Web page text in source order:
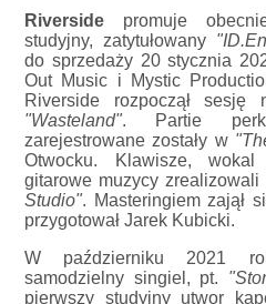
Riverside promuje
studyjny, zatytułowany
do sprzedaży 20 stycznia
Out Music i Mystic
Riverside rozpoczął sesję
"Wasteland". Partie
zarejestrowane zostały w
Otwocku. Klawisze,
gitarowe muzycy
Studio". Masteringiem zajął
przygotował Jarek Kubicki.
W październiku 2021
samodzielny singiel, pt.
pierwszy studyjny utwor